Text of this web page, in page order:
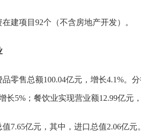
建项目92个（不含房地产开发）。
零售总额100.04亿元，增长4.1%。
长5%；餐饮业实现营业额12.99亿元，
7.65亿元，其中，进口总值2.06亿元